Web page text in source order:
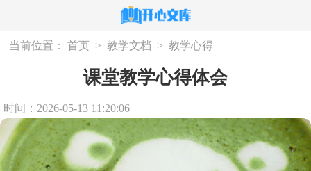
当前位置： 首页 > 教学文档 > 教学心得
课堂教学心得体会
时间：2026-05-13 11:20:06